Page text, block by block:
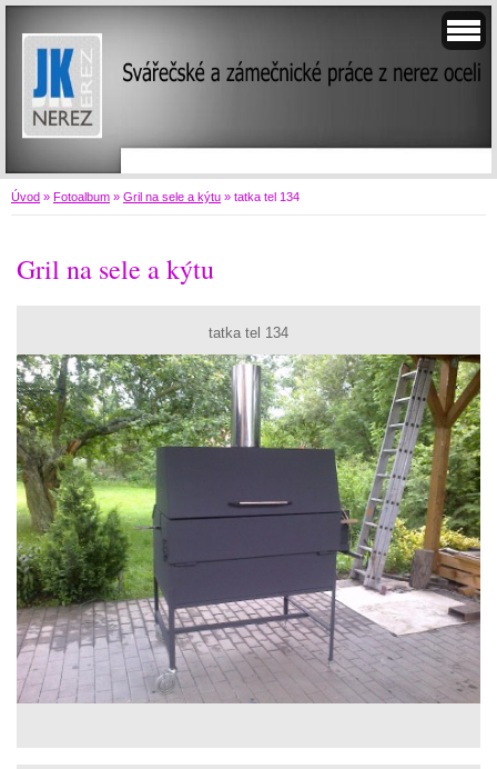
Úvod » Fotoalbum » Gril na sele a kýtu » tatka tel 134
Gril na sele a kýtu
tatka tel 134